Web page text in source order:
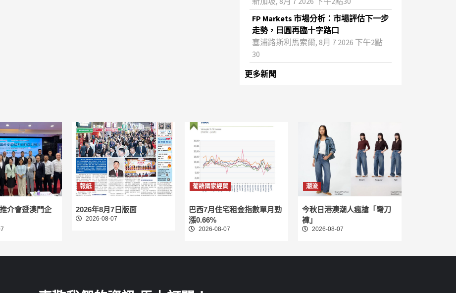
FP Markets 市場分析：市場評估下一步
走勢，日圓再臨十字路口
塞浦路斯利馬索爾, 8月 7 2026 下午2點
30
更多新聞
介會暨澳門企
報紙
2026年8月7日版面
2026-08-07
葡語國家經貿
巴西7月住宅租金指數單月勁
漲0.66%
2026-08-07
潮流
今秋日港澳潮人瘋搶「彎刀
褲」
2026-08-07